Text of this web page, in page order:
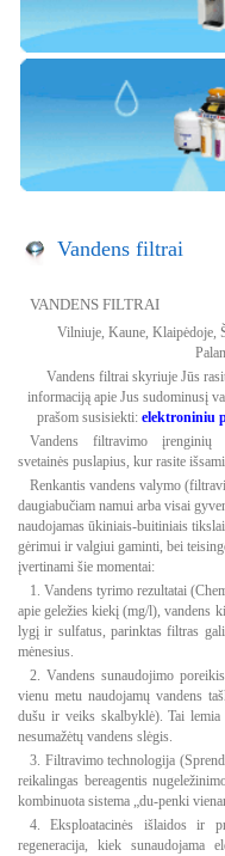
Vandens filtrai
VANDENS FILTRAI
Vilniuje, Kaune, Klaipėdoje,
Vandens filtrai skyriuje Jūs
informaciją apie Jus sudominusį
prašom susisiekti: elektroniniu
Vandens filtravimo
svetainės puslapius, kur rasite
Renkantis vandens valymo
daugiabučiam namui arba visai
naudojamas ūkiniais-buitiniais
gėrimui ir valgiui gaminti, bei
įvertinami šie momentai:
1. Vandens tyrimo rezultatai
apie geležies kiekį (mg/l), vandens
lygį ir sulfatus, parinktas filtras
mėnesius.
2. Vandens sunaudojimo
vienu metu naudojamų vandens
dušu ir veiks skalbyklė). Tai
nesumažėtų vandens slėgis.
3. Filtravimo technologija
reikalingas bereagentis
kombinuota sistema „du-penki
4. Eksploatacinės išlaidos ir
regeneracija, kiek sunaudojama